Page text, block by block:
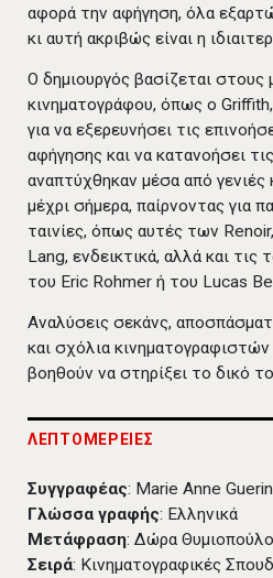
αφορά την αφήγηση, όλα
κι αυτή ακριβώς είναι η
O δημιουργός βασίζεται
κινηματογράφου, όπως ο
για να εξερευνήσει τις
αφήγησης και να κατανοήσει
αναπτύχθηκαν μέσα από γενιές
μέχρι σήμερα, παίρνοντας για
ταινίες, όπως αυτές των
Lang, ενδεικτικά, αλλά και τις
του Eric Rohmer ή του Lucas
Αναλύσεις σεκάνς,
και σχόλια
βοηθούν να στηρίξει το δικό
ΛΕΠΤΟΜΕΡΕΙΕΣ
Συγγραφέας: Marie Anne Guerin
Γλώσσα γραφής: Ελληνικά
Μετάφραση: Δώρα
Σειρά: Κινηματογραφικές